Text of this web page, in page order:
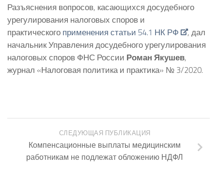
Разъяснения вопросов, касающихся досудебного
урегулирования налоговых споров и
практического применения статьи 54.1 НК РФ
, дал
начальник Управления досудебного урегулирования
налоговых споров ФНС России Роман Якушев,
журнал «Налоговая политика и практика» № 3/2020.
СЛЕДУЮЩАЯ ПУБЛИКАЦИЯ
Компенсационные выплаты медицинским
работникам не подлежат обложению НДФЛ